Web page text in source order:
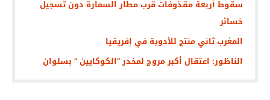
سقوط أربعة مقذوفات قرب مطار السمارة دون تسجيل
خسائر
المغرب ثاني منتج للأدوية في إفريقيا
الناظور: اعتقال أكبر مروج لمخدر “الكوكايين ” بسلوان